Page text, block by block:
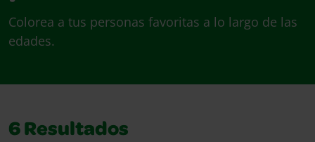
Colorea a tus personas favoritas a lo largo de las
edades.
6 Resultados